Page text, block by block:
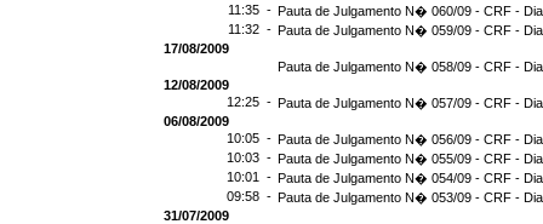
11:35 - Pauta de Julgamento N� 060/09 - CRF -
11:32 - Pauta de Julgamento N� 059/09 - CRF -
17/08/2009
Pauta de Julgamento N� 058/09 - CRF -
12/08/2009
12:25 - Pauta de Julgamento N� 057/09 - CRF -
06/08/2009
10:05 - Pauta de Julgamento N� 056/09 - CRF -
10:03 - Pauta de Julgamento N� 055/09 - CRF -
10:01 - Pauta de Julgamento N� 054/09 - CRF -
09:58 - Pauta de Julgamento N� 053/09 - CRF -
31/07/2009